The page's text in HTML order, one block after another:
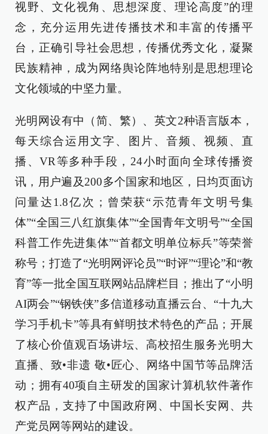
视野、文化视角、思想深度、理论高度”的理
念，充分运用先进传播技术和丰富的传播平
台，正确引导社会思想，传播优秀文化，凝聚
民族精神，成为网络舆论阵地特别是思想理论
文化领域的中坚力量。
光明网设有中（简、繁）、英文2种语言版本，
每天综合运用文字、图片、音频、视频、直
播、VR等多种手段，24小时面向全球传播资
讯，用户遍及200多个国家和地区，日均页面访
问量达1.8亿次；曾荣获“示范青年文明号集
体”“全国三八红旗集体”“全国青年文明号”“全国
科普工作先进集体”“首都文明单位标兵”等荣誉
称号；打造了“光明网评论员”“时评”“理论”和“教
育”等一批全国互联网站品牌栏目；推出了“小明
AI两会”“钢铁侠”多信道移动直播云台、“十九大
学习手机卡”等具有鲜明技术特色的产品；开展
了核心价值观百场讲坛、高校招生服务光明大
直播、致•非遗 敬•匠心、网络中国节等品牌活
动；拥有40项自主研发的国家计算机软件著作
权产品，支持了中国政府网、中国长安网、共
产党员网等网站的建设。